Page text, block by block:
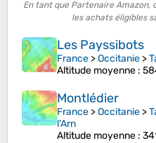
En tant que Partenaire Amazon,
les achats éligibles
Les Payssibots
France >Occitanie >
Altitude moyenne :
Montlédier
France >Occitanie >
l'Arn
Altitude moyenne :